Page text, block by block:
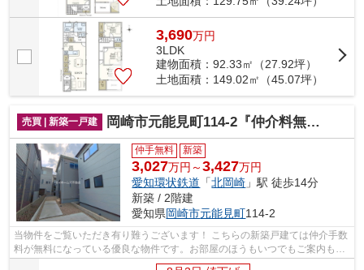
3,690万円
3LDK
建物面積：92.33㎡（27.92坪）
土地面積：149.02㎡（45.07坪）
売買 | 新築一戸建 岡崎市元能見町114-2『仲介料無料』新築戸建て
仲手無料 新築
3,027万円～3,427万円
愛知環状鉄道 「北岡崎 」駅 徒歩14分
新築 / 2階建
愛知県岡崎市元能見町114-2
当物件をご覧いただき有り難うございます！ こちらの新築戸建ては仲介手数
料が無料になっている優良な物件です。お部屋のほうもいつでもご案内もさ
せて頂きますのでお気軽にお問合せ下...